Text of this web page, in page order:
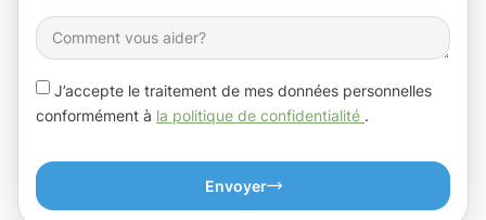
J’accepte le traitement de mes données personnelles
conformément à la politique de confidentialité .
Envoyer